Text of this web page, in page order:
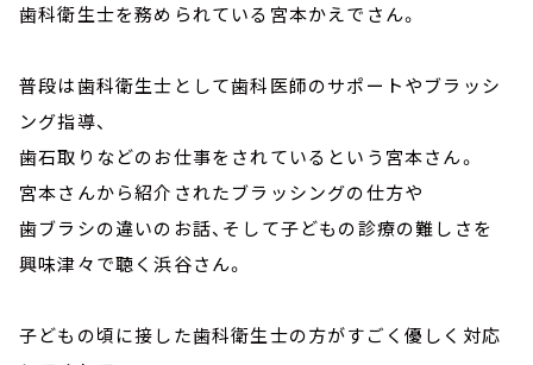
歯科衛生士を務められている宮本かえでさん。
普段は歯科衛生士として歯科医師のサポートやブラッシ
ング指導、
歯石取りなどのお仕事をされているという宮本さん。
宮本さんから紹介されたブラッシングの仕方や
歯ブラシの違いのお話、そして子どもの診療の難しさを
興味津々で聴く浜谷さん。
子どもの頃に接した歯科衛生士の方がすごく優しく対応